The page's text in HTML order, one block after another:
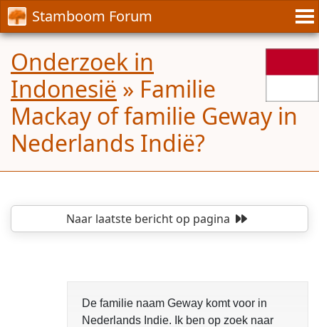
Stamboom Forum
Onderzoek in
Indonesië » Familie
Mackay of familie Geway in
Nederlands Indië?
Naar laatste berichtop pagina
De familie naam Geway komt voor in
Nederlands Indie. Ik ben op zoek naar